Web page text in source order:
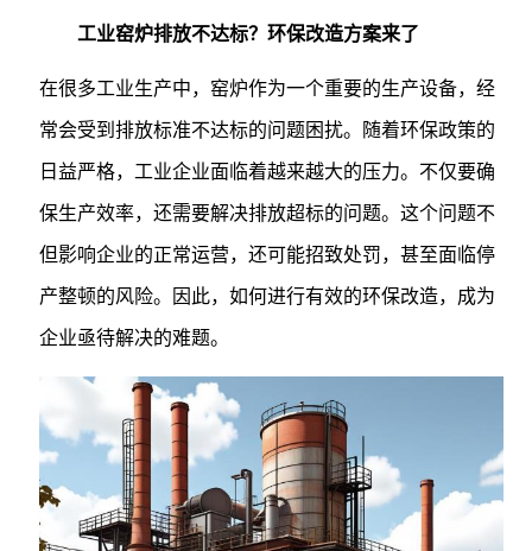
工业窑炉排放不达标？环保改造方案来了
在很多工业生产中，窑炉作为一个重要的生产设备，经
常会受到排放标准不达标的问题困扰。随着环保政策的
日益严格，工业企业面临着越来越大的压力。不仅要确
保生产效率，还需要解决排放超标的问题。这个问题不
但影响企业的正常运营，还可能招致处罚，甚至面临停
产整顿的风险。因此，如何进行有效的环保改造，成为
企业亟待解决的难题。